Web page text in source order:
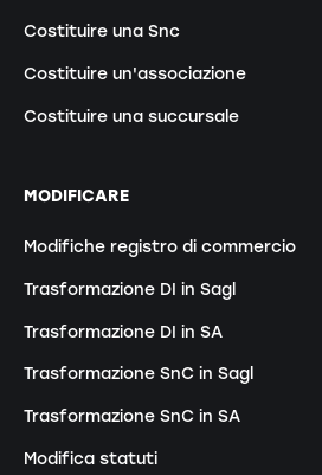
Costituire una Snc
Costituire un'associazione
Costituire una succursale
MODIFICARE
Modifiche registro di commercio
Trasformazione DI in Sagl
Trasformazione DI in SA
Trasformazione SnC in Sagl
Trasformazione SnC in SA
Modifica statuti